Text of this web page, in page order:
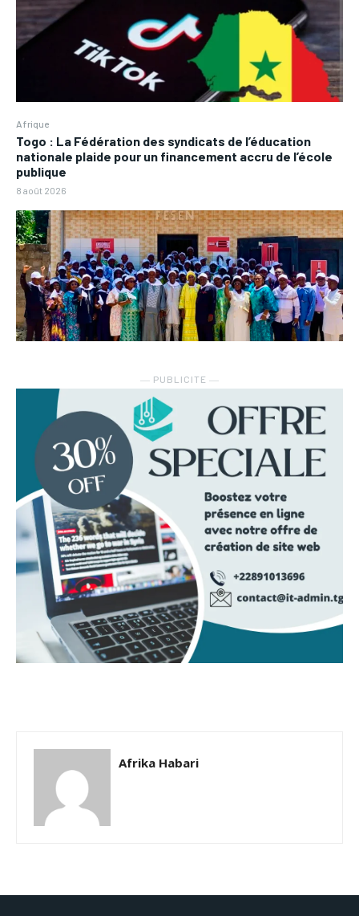
Afrique
Togo : La Fédération des syndicats de l’éducation
nationale plaide pour un financement accru de l’école
publique
8 août 2026
― PUBLICITE ―
Afrika Habari